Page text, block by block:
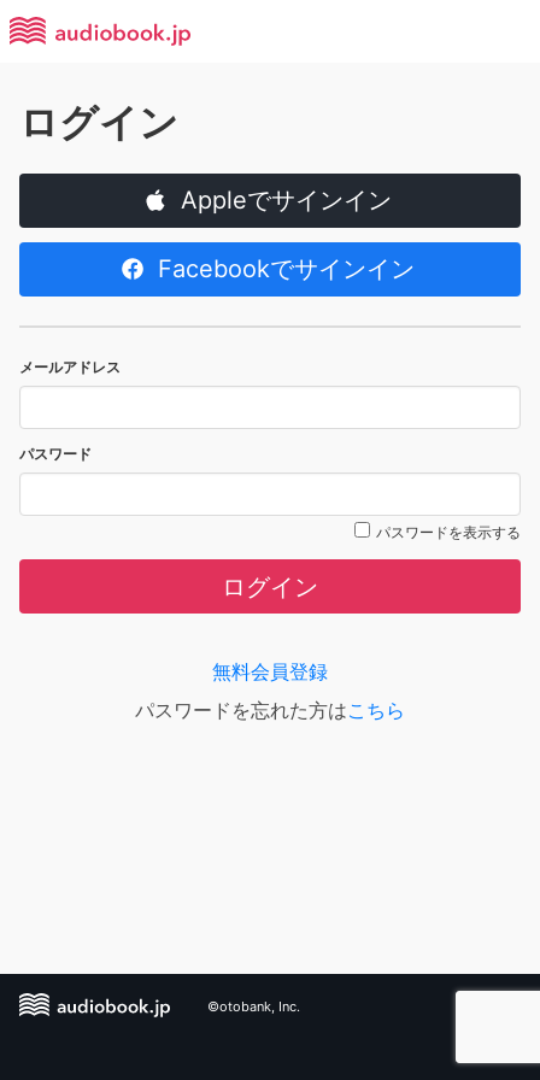
ログイン
Appleでサインイン
Facebookでサインイン
メールアドレス
パスワード
パスワードを表示する
ログイン
無料会員登録
パスワードを忘れた方はこちら
©otobank, Inc.